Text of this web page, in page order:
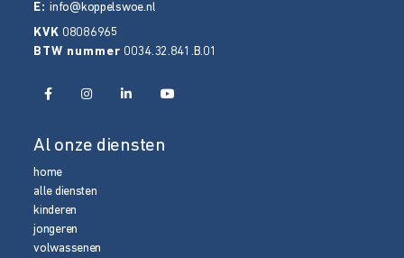
E:info@koppelswoe.nl
KVK 08086965
BTW nummer 0034.32.841.B.01
Al onze diensten
home
alle diensten
kinderen
jongeren
volwassenen